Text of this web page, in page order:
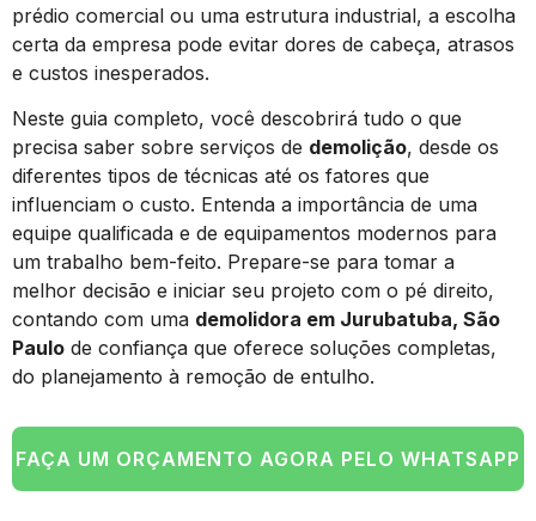
prédio comercial ou uma estrutura industrial, a escolha
certa da empresa pode evitar dores de cabeça, atrasos
e custos inesperados.
Neste guia completo, você descobrirá tudo o que
precisa saber sobre serviços de demolição, desde os
diferentes tipos de técnicas até os fatores que
influenciam o custo. Entenda a importância de uma
equipe qualificada e de equipamentos modernos para
um trabalho bem-feito. Prepare-se para tomar a
melhor decisão e iniciar seu projeto com o pé direito,
contando com uma demolidora em Jurubatuba, São
Paulo de confiança que oferece soluções completas,
do planejamento à remoção de entulho.
FAÇA UM ORÇAMENTO AGORA PELO WHATSAPP